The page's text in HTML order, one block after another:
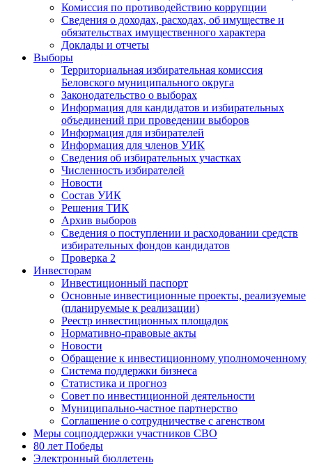
Комиссия по противодействию коррупции
Сведения о доходах, расходах, об имуществе и
обязательствах имущественного характера
Доклады и отчеты
Выборы
Территориальная избирательная комиссия
Беловского муниципального округа
Законодательство о выборах
Информация для кандидатов и избирательных
объединений при проведении выборов
Информация для избирателей
Информация для членов УИК
Сведения об избирательных участках
Численность избирателей
Новости
Состав УИК
Решения ТИК
Архив выборов
Сведения о поступлении и расходовании средств
избирательных фондов кандидатов
Проверка 2
Инвесторам
Инвестиционный паспорт
Основные инвестиционные проекты, реализуемые
(планируемые к реализации)
Реестр инвестиционных площадок
Нормативно-правовые акты
Новости
Обращение к инвестиционному уполномоченному
Система поддержки бизнеса
Статистика и прогноз
Совет по инвестиционной деятельности
Муниципально-частное партнерство
Соглашение о сотрудничестве с агенством
Меры соцподдержки участников СВО
80 лет Победы
Электронный бюллетень